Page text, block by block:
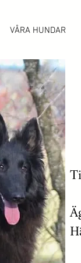
VÅRA HUNDAR